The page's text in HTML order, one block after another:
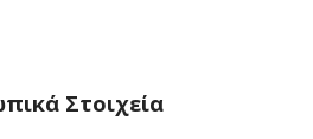
Στοιχεία